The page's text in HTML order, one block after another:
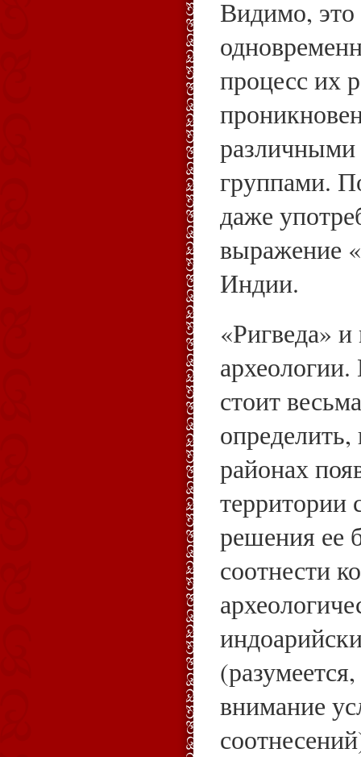
Видимо,
процесс их
группами.
даже
выражение
Индии.
«Ригведа»
стоит
определить,
районах
решения ее
соотнести
внимание